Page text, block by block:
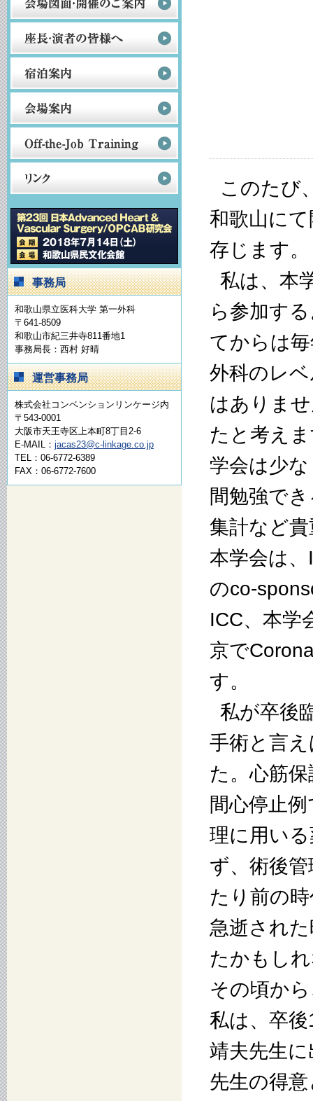
このたび
和歌山に
存じます。
私は、本
ら参加す
てからは
外科のレ
はありま
たと考え
学会は少
間勉強で
集計など
本学会は
のco-
ICC、本学
京で
す。
私が卒後
手術と言
た。心筋
間心停止
理に用い
ず、術後
たり前の
急逝され
たかもし
その頃か
私は、卒
靖夫先生
先生の得
事務局
和歌山県立医科大学 第一外科
〒641-8509
和歌山市紀三井寺811番地1
事務局長：西村 好晴
運営事務局
株式会社コンベンションリンケージ内
〒543-0001
大阪市天王寺区上本町8丁目2-6
E-MAIL： jacas23@c-linkage.co.jp
TEL：06-6772-6389
FAX：06-6772-7600